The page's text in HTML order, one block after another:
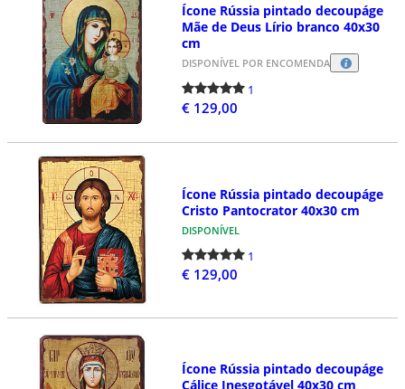
Ícone Rússia pintado decoupáge
Mãe de Deus Lírio branco 40x30
cm
DISPONÍVEL POR ENCOMENDA
1
€ 129,00
Ícone Rússia pintado decoupáge
Cristo Pantocrator 40x30 cm
DISPONÍVEL
1
€ 129,00
Ícone Rússia pintado decoupáge
Cálice Inesgotável 40x30 cm